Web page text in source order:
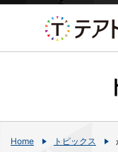
Home トピックス